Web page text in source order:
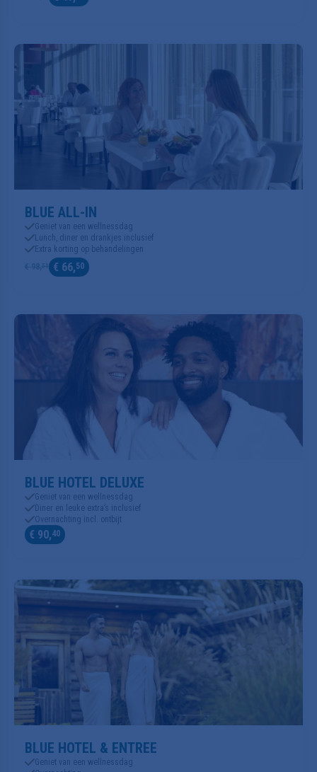
Geniet van een wellnessdag
Lunch, diner en drankjes inclusief
Extra korting op behandelingen
€ 98,
€ 66,50
Geniet van een wellnessdag
Diner en leuke extra’s inclusief
Overnachting incl. ontbijt
€ 90,40
Geniet van een wellnessdag
Overnachting